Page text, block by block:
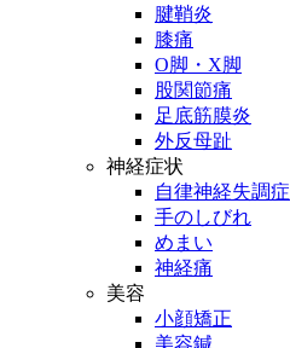
腱鞘炎
膝痛
O脚・X脚
股関節痛
足底筋膜炎
外反母趾
神経症状
自律神経失調症
手のしびれ
めまい
神経痛
美容
小顔矯正
美容鍼